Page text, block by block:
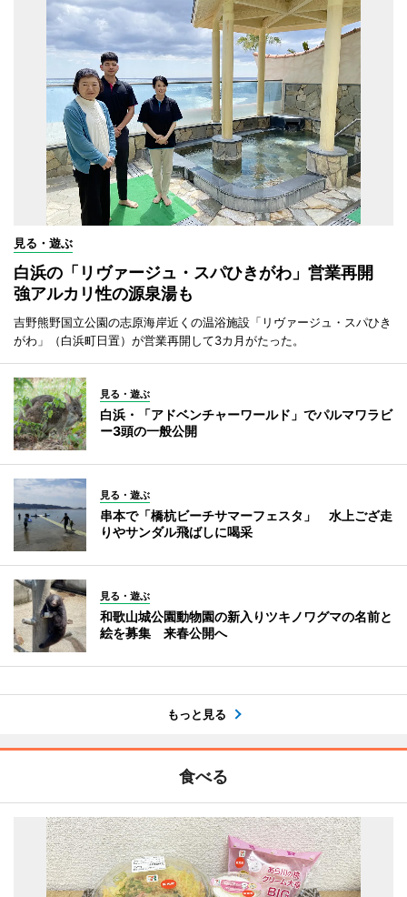
見る・遊ぶ
白浜の「リヴァージュ・スパひきがわ」営業再開
強アルカリ性の源泉湯も
吉野熊野国立公園の志原海岸近くの温浴施設「リヴァージュ・スパひき
がわ」（白浜町日置）が営業再開して3カ月がたった。
見る・遊ぶ
白浜・「アドベンチャーワールド」でパルマワラビ
ー3頭の一般公開
見る・遊ぶ
串本で「橋杭ビーチサマーフェスタ」 水上ござ走
りやサンダル飛ばしに喝采
見る・遊ぶ
和歌山城公園動物園の新入りツキノワグマの名前と
絵を募集 来春公開へ
もっと見る
食べる